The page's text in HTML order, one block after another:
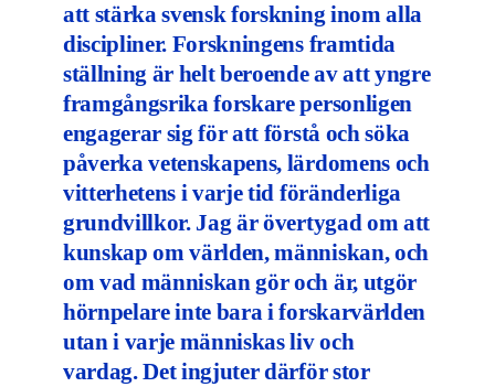
att stärka svensk forskning inom alla
discipliner. Forskningens framtida
ställning är helt beroende av att yngre
framgångsrika forskare personligen
engagerar sig för att förstå och söka
påverka vetenskapens, lärdomens och
vitterhetens i varje tid föränderliga
grundvillkor. Jag är övertygad om att
kunskap om världen, människan, och
om vad människan gör och är, utgör
hörnpelare inte bara i forskarvärlden
utan i varje människas liv och
vardag. Det ingjuter därför stor